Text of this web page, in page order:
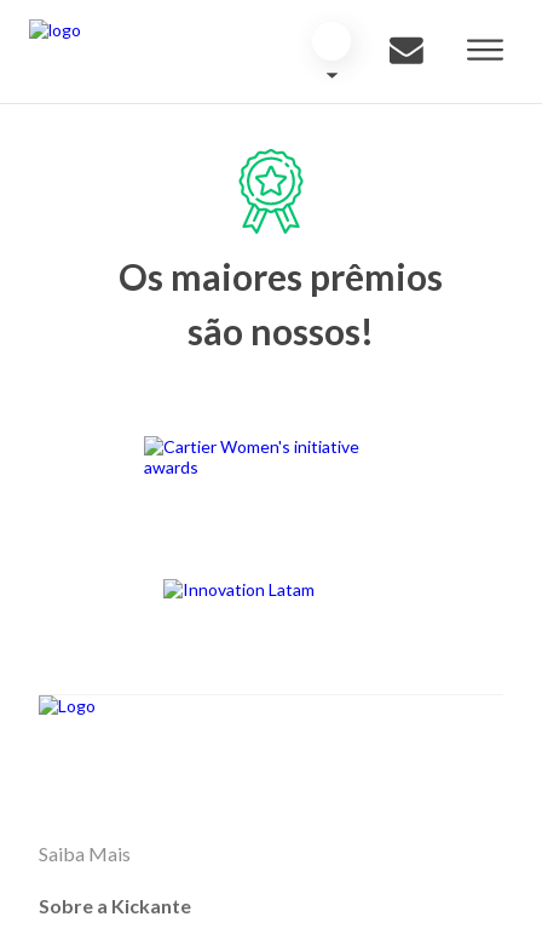
Os maiores prêmios
são nossos!
Saiba Mais
Sobre a Kickante